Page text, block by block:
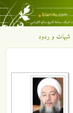
شبهات و ردود